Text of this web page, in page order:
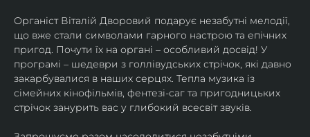
Органіст Віталій Дворовий подарує незабутні мелодії,
що вже стали символами гарного настрою та епічних
пригод. Почути їх на органі – особливий досвід! У
програмі – шедеври з голлівудських стрічок, які давно
закарбувалися в наших серцях. Тепла музика із
сімейних кінофільмів, фентезі-саг та пригодницьких
стрічок занурить вас у глибокий всесвіт звуків.